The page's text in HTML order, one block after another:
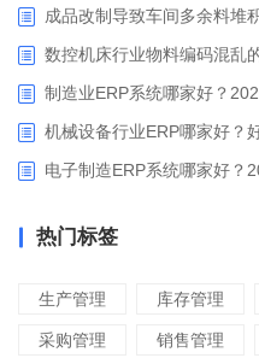
成品改制导致车间多余料堆
制造业ERP系统哪家好？
机械设备行业ERP哪家好？
电子制造ERP系统哪家好？
热门标签
生产管理 库存管理
采购管理 销售管理